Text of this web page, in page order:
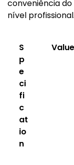
conveniência do
nível profissional.
S
p
e
ci
fi
c
at
io
n
Value